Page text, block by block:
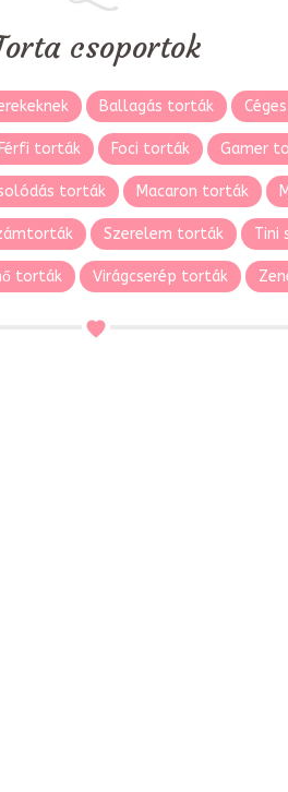
csoportok
Ballagás torták
Férfi torták Foci torták Gamer
torták Macaron torták
Szerelem torták Tini
torták Virágcserép torták